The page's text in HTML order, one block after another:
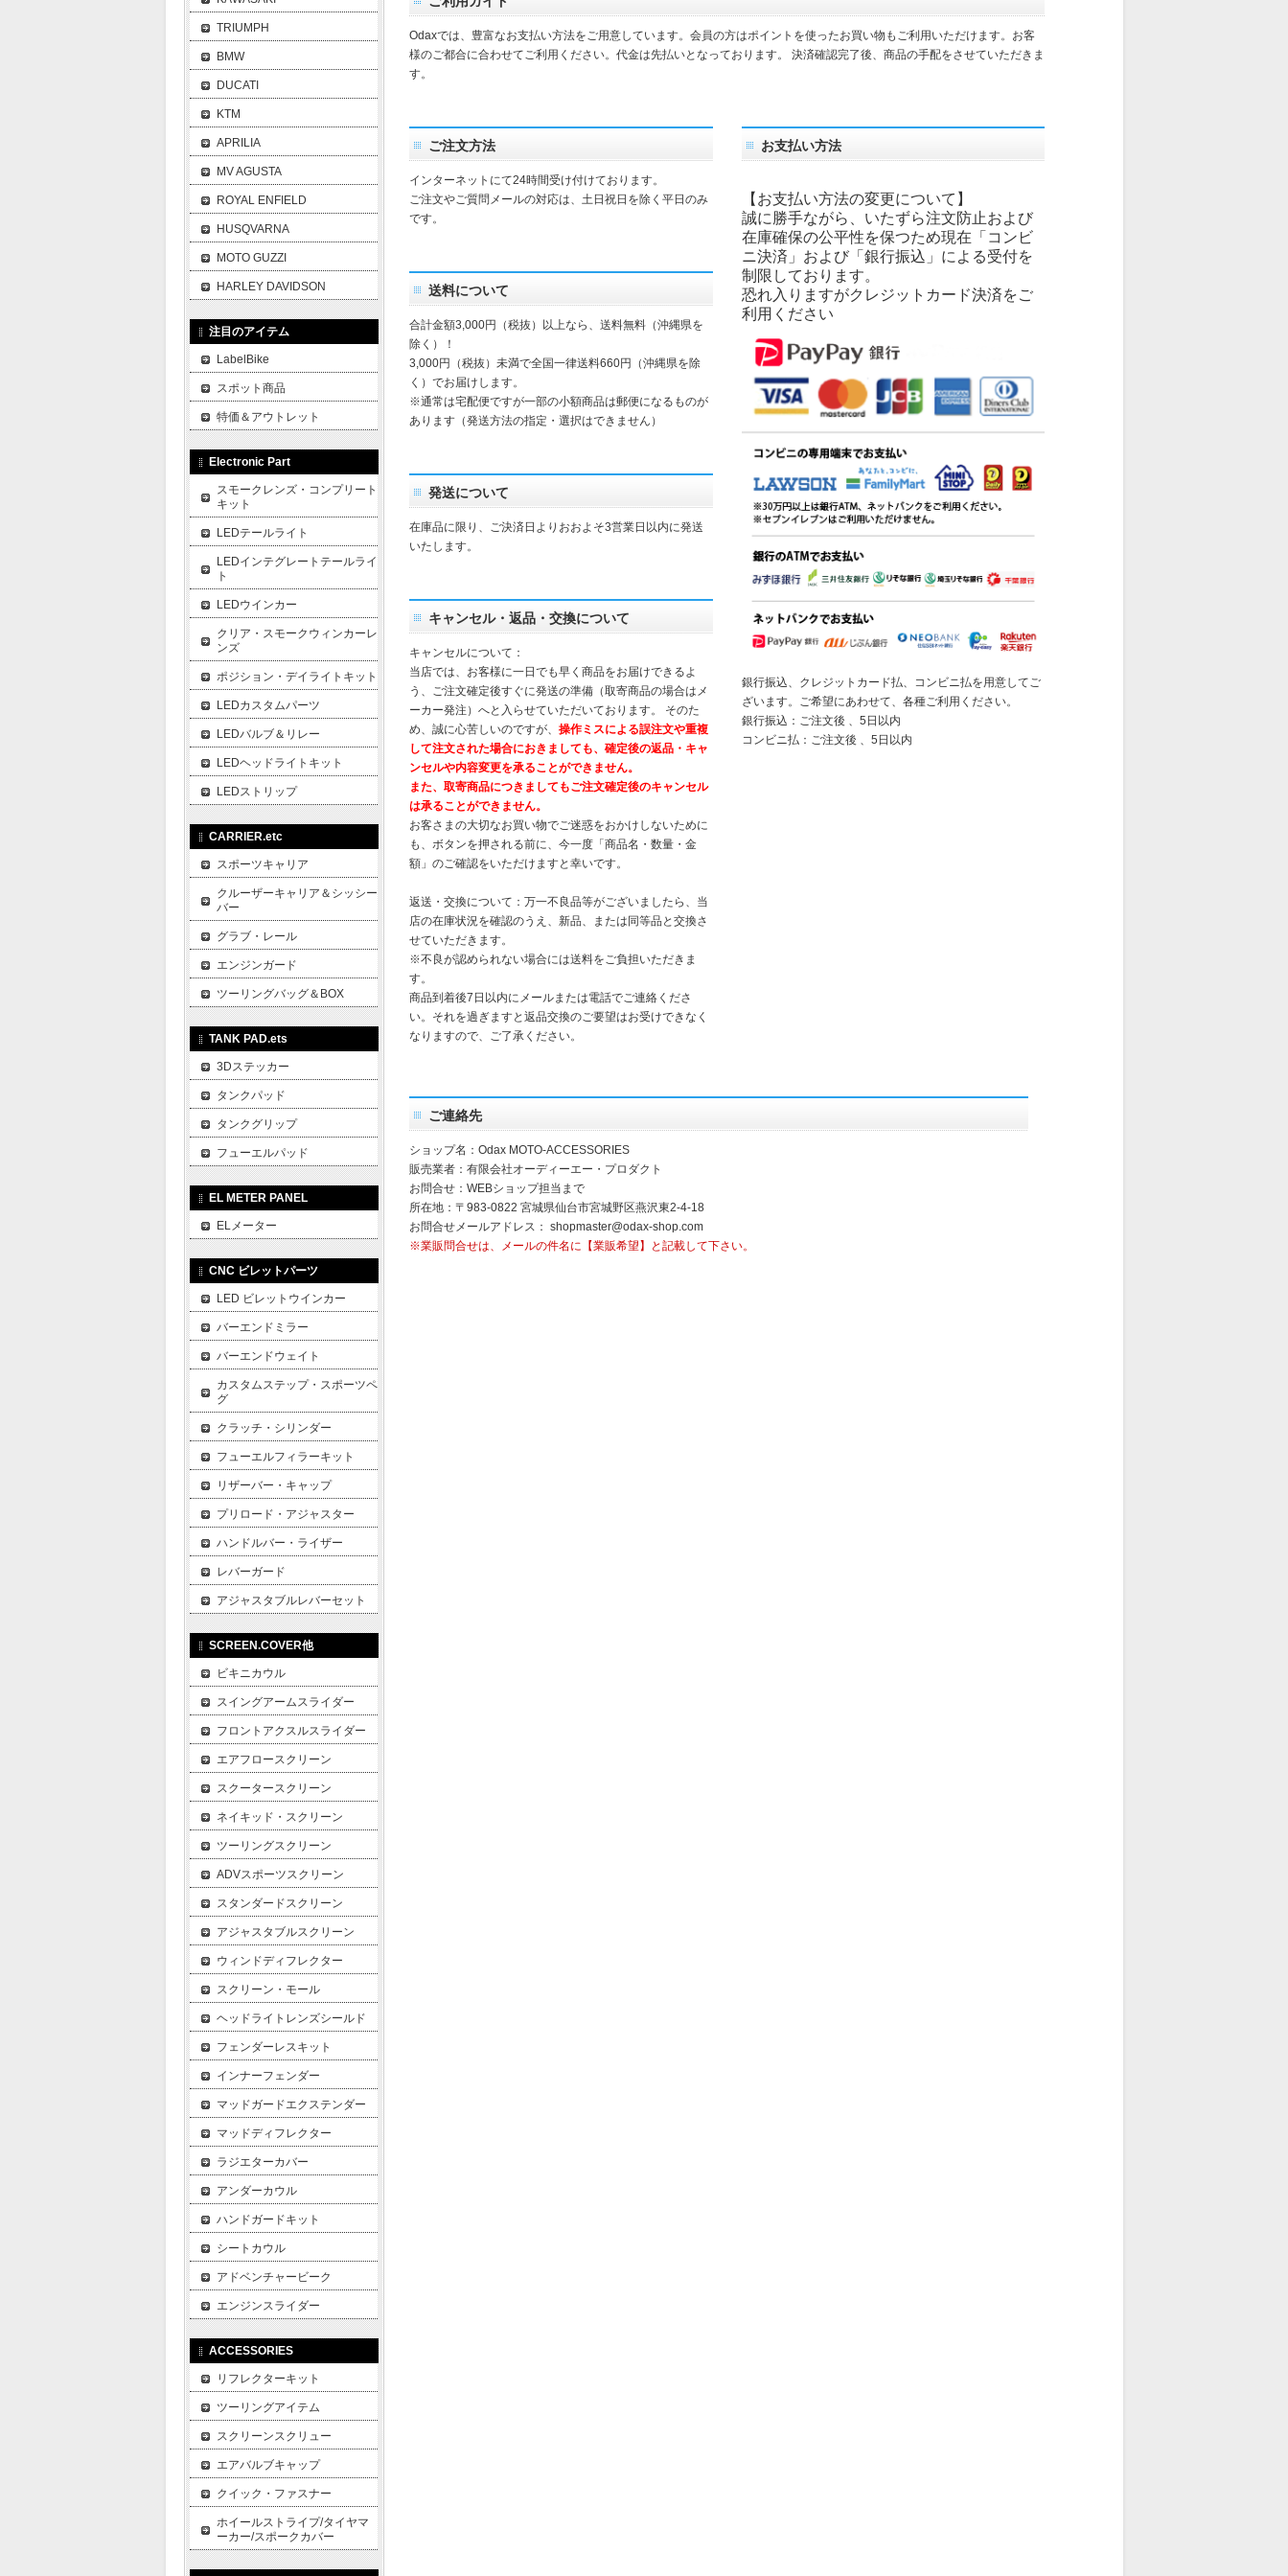
Odaxでは、豊富なお支払い方法をご用意しています。会員の方はポイントを使ったお買い物もご利用いただけます。お客
様のご都合に合わせてご利用ください。代金は先払いとなっております。 決済確認完了後、商品の手配をさせていただきま
す。
ご注文方法
インターネットにて24時間受け付けております。
ご注文やご質問メールの対応は、土日祝日を除く平日のみ
です。
送料について
合計金額3,000円（税抜）以上なら、送料無料（沖縄県を
除く）！
3,000円（税抜）未満で全国一律送料660円（沖縄県を除
く）でお届けします。
※通常は宅配便ですが一部の小額商品は郵便になるものが
あります（発送方法の指定・選択はできません）
発送について
在庫品に限り、ご決済日よりおおよそ3営業日以内に発送
いたします。
キャンセル・返品・交換について
キャンセルについて：
当店では、お客様に一日でも早く商品をお届けできるよ
う、ご注文確定後すぐに発送の準備（取寄商品の場合はメ
ーカー発注）へと入らせていただいております。 そのた
め、誠に心苦しいのですが、 操作ミスによる誤注文や重複
して注文された場合におきましても、確定後の返品・キャ
ンセルや内容変更を承ることができません。
また、取寄商品につきましてもご注文確定後のキャンセル
は承ることができません。
お客さまの大切なお買い物でご迷惑をおかけしないために
も、ボタンを押される前に、今一度「商品名・数量・金
額」のご確認をいただけますと幸いです。
返送・交換について：万一不良品等がございましたら、当
店の在庫状況を確認のうえ、新品、または同等品と交換さ
せていただきます。
※不良が認められない場合には送料をご負担いただきま
す。
商品到着後7日以内にメールまたは電話でご連絡くださ
い。それを過ぎますと返品交換のご要望はお受けできなく
なりますので、ご了承ください。
お支払い方法
【お支払い方法の変更について】
誠に勝手ながら、いたずら注文防止および
在庫確保の公平性を保つため現在「コンビ
ニ決済」および「銀行振込」による受付を
制限しております。
恐れ入りますがクレジットカード決済をご
利用ください
銀行振込、クレジットカード払、コンビニ払を用意してご
ざいます。ご希望にあわせて、各種ご利用ください。
銀行振込：ご注文後 、5日以内
コンビニ払：ご注文後 、5日以内
ご連絡先
ショップ名：Odax MOTO-ACCESSORIES
販売業者：有限会社オーディーエー・プロダクト
お問合せ：WEBショップ担当まで
所在地：〒983-0822 宮城県仙台市宮城野区燕沢東2-4-18
お問合せメールアドレス： shopmaster@odax-shop.com
※業販問合せは、メールの件名に【業販希望】と記載して下さい。
TRIUMPH
BMW
DUCATI
KTM
APRILIA
MV AGUSTA
ROYAL ENFIELD
HUSQVARNA
MOTO GUZZI
HARLEY DAVIDSON
注目のアイテム
LabelBike
スポット商品
特価＆アウトレット
Electronic Part
スモークレンズ・コンプリート
キット
LEDテールライト
LEDインテグレートテールライ
ト
LEDウインカー
クリア・スモークウィンカーレ
ンズ
ポジション・デイライトキット
LEDカスタムパーツ
LEDバルブ＆リレー
LEDヘッドライトキット
LEDストリップ
CARRIER.etc
スポーツキャリア
クルーザーキャリア＆シッシー
バー
グラブ・レール
エンジンガード
ツーリングバッグ＆BOX
TANK PAD.ets
3Dステッカー
タンクパッド
タンクグリップ
フューエルパッド
EL METER PANEL
ELメーター
CNC ビレットパーツ
LED ビレットウインカー
バーエンドミラー
バーエンドウェイト
カスタムステップ・スポーツペ
グ
クラッチ・シリンダー
フューエルフィラーキット
リザーバー・キャップ
プリロード・アジャスター
ハンドルバー・ライザー
レバーガード
アジャスタブルレバーセット
SCREEN.COVER他
ビキニカウル
スイングアームスライダー
フロントアクスルスライダー
エアフロースクリーン
スクータースクリーン
ネイキッド・スクリーン
ツーリングスクリーン
ADVスポーツスクリーン
スタンダードスクリーン
アジャスタブルスクリーン
ウィンドディフレクター
スクリーン・モール
ヘッドライトレンズシールド
フェンダーレスキット
インナーフェンダー
マッドガードエクステンダー
マッドディフレクター
ラジエターカバー
アンダーカウル
ハンドガードキット
シートカウル
アドベンチャービーク
エンジンスライダー
ACCESSORIES
リフレクターキット
ツーリングアイテム
スクリーンスクリュー
エアバルブキャップ
クイック・ファスナー
ホイールストライプ/タイヤマ
ーカー/スポークカバー